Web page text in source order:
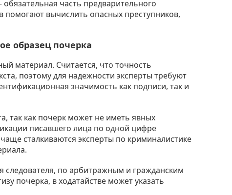
обязательная часть предварительного
вычислить опасных преступников,
образец почерка
материал. Считается, что точность
поэтому для надежности эксперты требуют
значимость как подписи, так и
так как почерк может не иметь явных
писавшего лица по одной цифре
сталкиваются эксперты по криминалистике
по арбитражным и гражданским
почерка, в ходатайстве может указать